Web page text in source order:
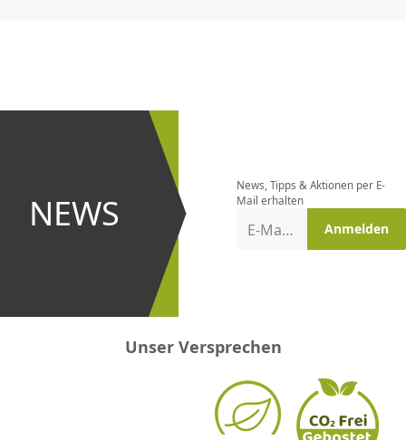
NEWS
und bei
Aktionen
News, Tipps & Aktionen per E-
Mail erhalten
E-Mail-Adresse Anmelden
Unser Versprechen